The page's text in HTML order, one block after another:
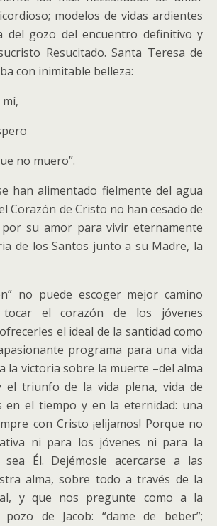
modelos de vidas ardientes
del gozo del encuentro definitivo y
Resucitado. Santa Teresa de
con inimitable belleza:
no muero”.
han alimentado fielmente del agua
Corazón de Cristo no han cesado de
su amor para vivir eternamente
de los Santos junto a su Madre, la
no puede escoger mejor camino
el corazón de los jóvenes
el ideal de la santidad como
programa para una vida
la victoria sobre la muerte –del alma
el triunfo de la vida plena, vida de
en el tiempo y en la eternidad: una
con Cristo ¡elijamos! Porque no
ni para los jóvenes ni para la
Él. Dejémosle acercarse a las
alma, sobre todo a través de la
y que nos pregunte como a la
de Jacob: “dame de beber”;